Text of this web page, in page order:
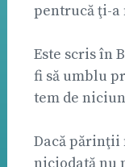
pentrucă ţi-a
Este scris în
fi să umblu
tem de
Dacă părinţii